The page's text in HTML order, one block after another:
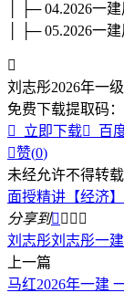
│ ├─ 04.2026一
│ ├─ 05.2026一

刘志彤2026年一
免费下载提取码：

立即下载
百
赞(0)
未经允许不得转载
面授精讲【经济】
分享到   
刘志彤刘志彤一
上一篇
马红2026年一建